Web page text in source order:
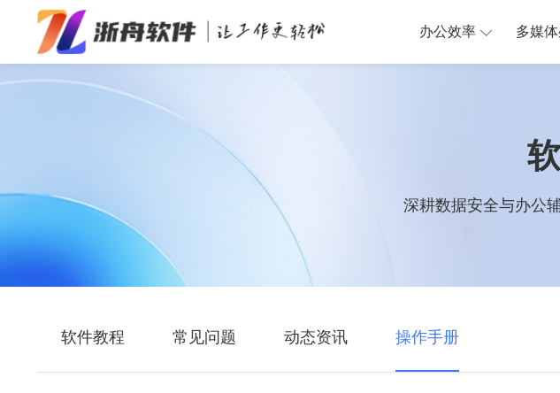
办公效率
办公效率 多媒
深耕数据安全与办公
软件教程 常见问题 动态资讯 操作手册